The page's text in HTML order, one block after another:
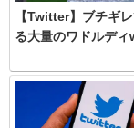
【Twitter】ブチギ
る大量のワドルデ